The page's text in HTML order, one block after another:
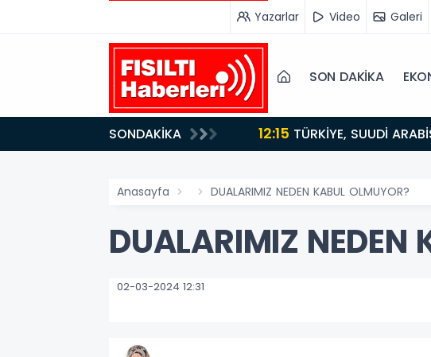
Yazarlar Video Galeri
SON DAKİKA
SONDAKİKA 12:15
İMZALANDI!
Anasayfa DUALARIMIZ NEDEN KABUL OLMUYOR?
DUALARIMIZ NEDEN
02-03-2024 12:31